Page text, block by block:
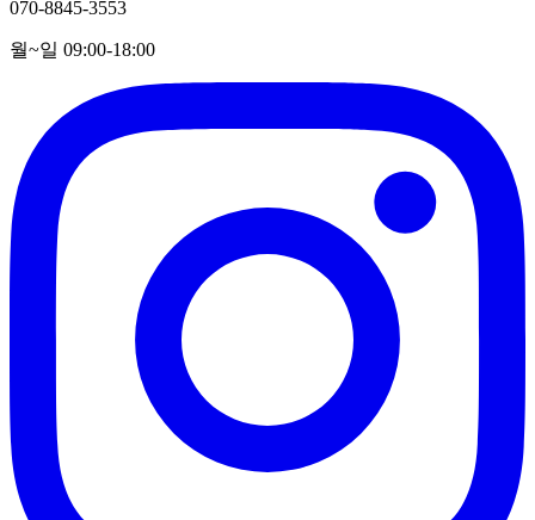
070-8845-3553
월~일 09:00-18:00